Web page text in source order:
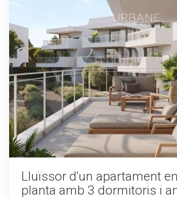
Lluïssor d'un apartament
planta amb 3 dormitoris i
Modificar cookies
Tècniques i funcionals